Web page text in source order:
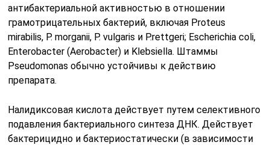
антибактериальной активностью в отношении
грамотрицательных бактерий, включая Proteus
mirabilis, P. morganii, P. vulgaris и P.rettgeri; Escherichia coli,
Enterobacter (Aerobacter) и Klebsiella. Штаммы
Pseudomonas обычно устойчивы к действию
препарата.
Налидиксовая кислота действует путем селективного
подавления бактериального синтеза ДНК. Действует
бактерицидно и бактериостатически (в зависимости